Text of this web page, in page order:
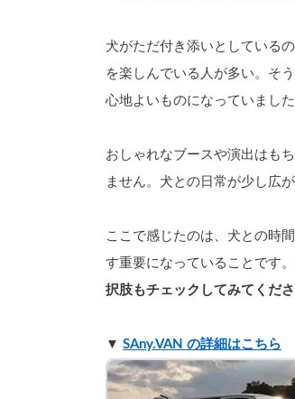
犬がただ付き添いとしている
を楽しんでいる人が多い。そ
心地よいものになっていました
おしゃれなブースや演出はも
ません。犬との日常が少し広
ここで感じたのは、犬との時
す重要になっていることです。
択肢もチェックしてみてくださ
▼ SAny.VAN の詳細はこちら